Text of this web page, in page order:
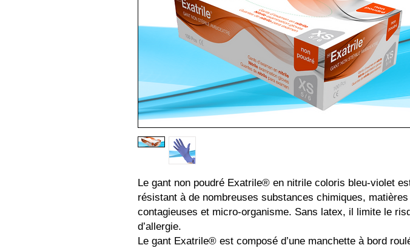
Le gant non poudré Exatrile® en nitrile coloris bleu-violet
résistant à de nombreuses substances chimiques, matières
contagieuses et micro-organisme. Sans latex, il limite le
d’allergie.
Le gant Exatrile® est composé d’une manchette à bord